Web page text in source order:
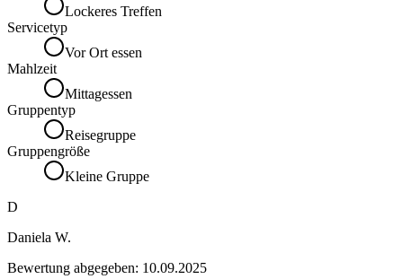
Lockeres Treffen
Servicetyp
Vor Ort essen
Mahlzeit
Mittagessen
Gruppentyp
Reisegruppe
Gruppengröße
Kleine Gruppe
D
Daniela W.
Bewertung abgegeben: 10.09.2025